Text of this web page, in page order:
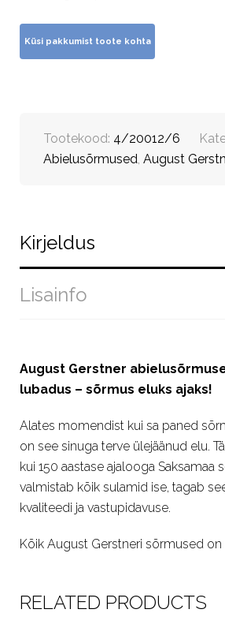
Tootekood: 4/20012/6
Abielusõrmused, August
Kirjeldus
Lisainfo
August Gerstner
lubadus – sõrmus eluks ajaks!
Alates momendist kui sa paned
on see sinuga terve ülejäänud elu.
kui 150 aastase ajalooga Saksamaa
valmistab kõik sulamid ise, tagab
kvaliteedi ja vastupidavuse.
Kõik August Gerstneri sõrmused on
RELATED PRODUCTS